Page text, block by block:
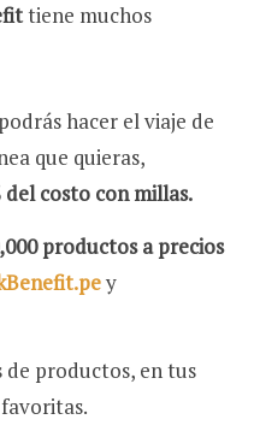
tiene muchos
hacer el viaje de
que quieras,
del costo con millas.
productos a precios
y
de productos, en tus